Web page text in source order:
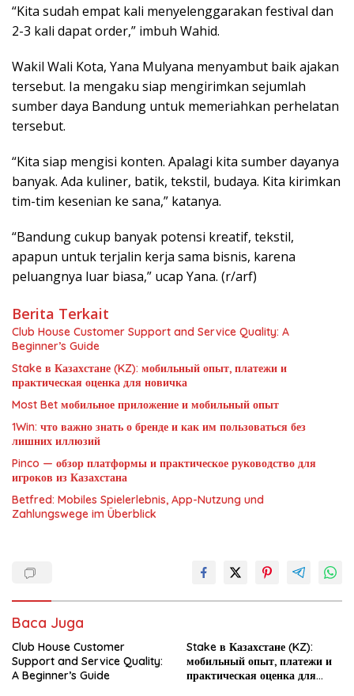
“Kita sudah empat kali menyelenggarakan festival dan
2-3 kali dapat order,” imbuh Wahid.
Wakil Wali Kota, Yana Mulyana menyambut baik ajakan
tersebut. Ia mengaku siap mengirimkan sejumlah
sumber daya Bandung untuk memeriahkan perhelatan
tersebut.
“Kita siap mengisi konten. Apalagi kita sumber dayanya
banyak. Ada kuliner, batik, tekstil, budaya. Kita kirimkan
tim-tim kesenian ke sana,” katanya.
“Bandung cukup banyak potensi kreatif, tekstil,
apapun untuk terjalin kerja sama bisnis, karena
peluangnya luar biasa,” ucap Yana. (r/arf)
Berita Terkait
Club House Customer Support and Service Quality: A
Beginner’s Guide
Stake в Казахстане (KZ): мобильный опыт, платежи и
практическая оценка для новичка
Most Bet мобильное приложение и мобильный опыт
1Win: что важно знать о бренде и как им пользоваться без
лишних иллюзий
Pinco — обзор платформы и практическое руководство для
игроков из Казахстана
Betfred: Mobiles Spielerlebnis, App-Nutzung und
Zahlungswege im Überblick
Baca Juga
Club House Customer
Support and Service Quality:
A Beginner’s Guide
Stake в Казахстане (KZ):
мобильный опыт, платежи и
практическая оценка для